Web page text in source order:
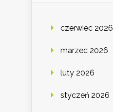
czerwiec 2026
marzec 2026
luty 2026
styczeń 2026